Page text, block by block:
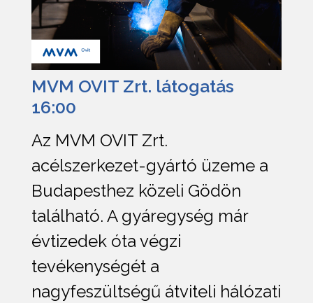
MVM OVIT Zrt. látogatás
16:00
Az MVM OVIT Zrt.
acélszerkezet-gyártó üzeme a
Budapesthez közeli Gödön
található. A gyáregység már
évtizedek óta végzi
tevékenységét a
nagyfeszültségű átviteli hálózati